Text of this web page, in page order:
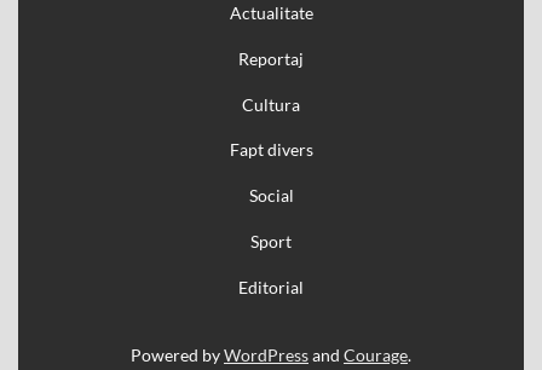
Actualitate
Reportaj
Cultura
Fapt divers
Social
Sport
Editorial
Powered byWordPressand Courage.